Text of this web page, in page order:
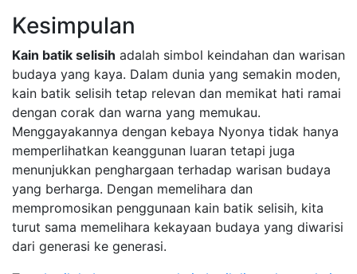
Kesimpulan
Kain batik selisih adalah simbol keindahan dan warisan
budaya yang kaya. Dalam dunia yang semakin moden,
kain batik selisih tetap relevan dan memikat hati ramai
dengan corak dan warna yang memukau.
Menggayakannya dengan kebaya Nyonya tidak hanya
memperlihatkan keanggunan luaran tetapi juga
menunjukkan penghargaan terhadap warisan budaya
yang berharga. Dengan memelihara dan
mempromosikan penggunaan kain batik selisih, kita
turut sama memelihara kekayaan budaya yang diwarisi
dari generasi ke generasi.